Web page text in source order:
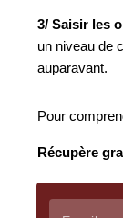
3/ Saisir les
un niveau de
auparavant.
Pour
Récupère